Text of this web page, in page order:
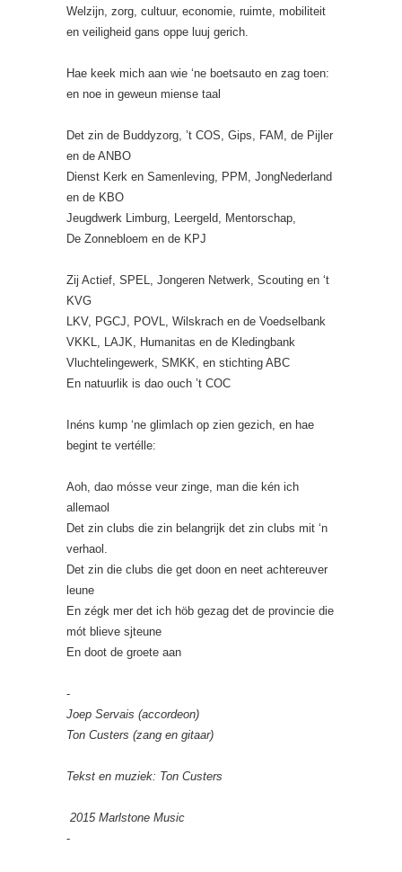
Welzijn, zorg, cultuur, economie, ruimte, mobiliteit
en veiligheid gans oppe luuj gerich.
Hae keek mich aan wie ‘ne boetsauto en zag toen:
en noe in geweun miense taal
Det zin de Buddyzorg, ’t COS, Gips, FAM, de Pijler
en de ANBO
Dienst Kerk en Samenleving, PPM, JongNederland
en de KBO
Jeugdwerk Limburg, Leergeld, Mentorschap,
De Zonnebloem en de KPJ
Zij Actief, SPEL, Jongeren Netwerk, Scouting en ‘t
KVG
LKV, PGCJ, POVL, Wilskrach en de Voedselbank
VKKL, LAJK, Humanitas en de Kledingbank
Vluchtelingewerk, SMKK, en stichting ABC
En natuurlik is dao ouch ’t COC
Inéns kump ‘ne glimlach op zien gezich, en hae
begint te vertélle:
Aoh, dao mósse veur zinge, man die kén ich
allemaol
Det zin clubs die zin belangrijk det zin clubs mit ‘n
verhaol.
Det zin die clubs die get doon en neet achtereuver
leune
En zégk mer det ich höb gezag det de provincie die
mót blieve sjteune
En doot de groete aan
-
Joep Servais (accordeon)
Ton Custers (zang en gitaar)
Tekst en muziek: Ton Custers
2015 Marlstone Music
-